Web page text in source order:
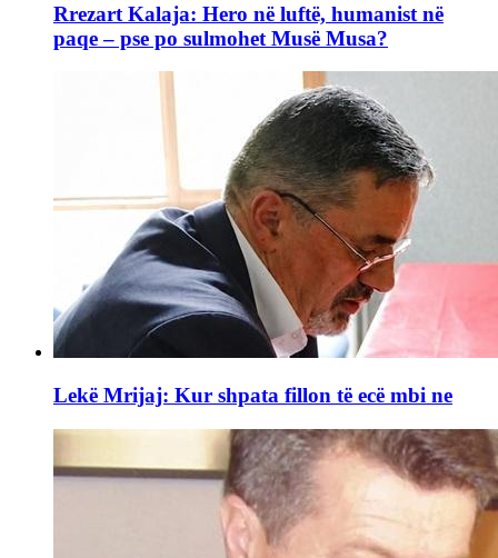
Rrezart Kalaja: Hero në luftë, humanist në
paqe – pse po sulmohet Musë Musa?
Lekë Mrijaj: Kur shpata fillon të ecë mbi ne